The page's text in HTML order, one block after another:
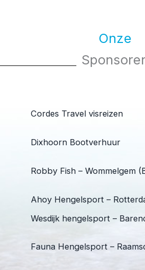
Onze
Cordes Travel visreizen
Dixhoorn Bootverhuur
Robby Fish – Wommelgem
Ahoy Hengelsport –
Wesdijk hengelsport –
Fauna Hengelsport –